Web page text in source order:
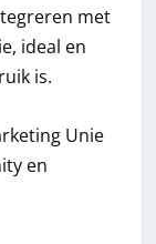
met
ideal en
is.
Unie
en